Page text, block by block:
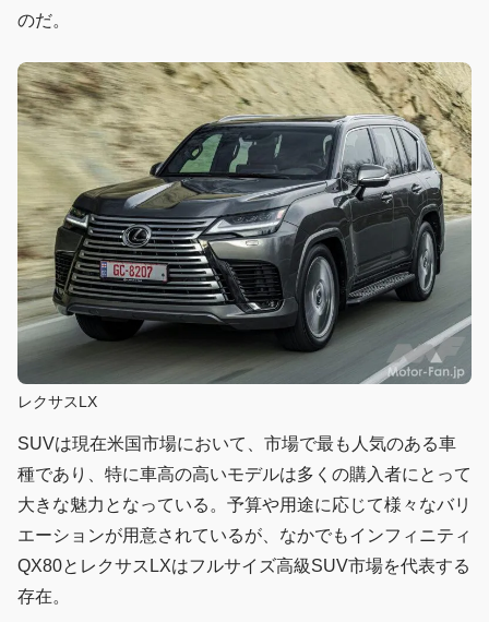
のだ。
レクサスLX
SUVは現在米国市場において、市場で最も人気のある車
種であり、特に車高の高いモデルは多くの購入者にとって
大きな魅力となっている。予算や用途に応じて様々なバリ
エーションが用意されているが、なかでもインフィニティ
QX80とレクサスLXはフルサイズ高級SUV市場を代表する
存在。